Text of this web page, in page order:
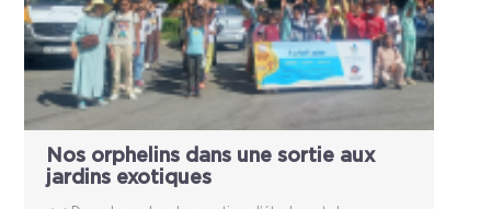
Nos orphelins dans une sortie aux
jardins exotiques